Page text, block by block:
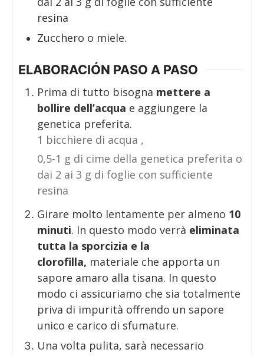
resina
Zucchero o miele.
ELABORACIÓN PASO A PASO
Prima di tutto bisogna mettere a
bollire dell’acqua e aggiungere la
genetica preferita.
1 bicchiere di acqua ,
0,5-1 g di cime della genetica preferita o
dai 2 ai 3 g di foglie con sufficiente
resina
Girare molto lentamente per almeno 10
minuti. In questo modo verrà eliminata
tutta la sporcizia e la
clorofilla, materiale che apporta un
sapore amaro alla tisana. In questo
modo ci assicuriamo che sia totalmente
priva di impurità offrendo un sapore
unico e carico di sfumature.
Una volta pulita, sarà necessario